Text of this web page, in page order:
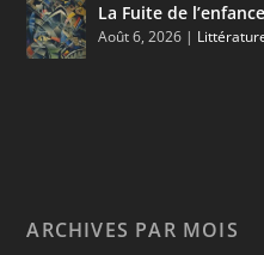
La Fuite de
Août 6, 2026 |
ARCHIVES PAR MOIS